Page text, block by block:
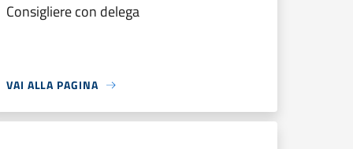
Consigliere con delega
VAI ALLA PAGINA